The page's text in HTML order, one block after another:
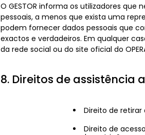
O GESTOR informa os utilizadores
pessoais, a menos que exista uma
podem fornecer dados pessoais que
exactos e verdadeiros. Em qualquer
da rede social ou do site oficial do
8. Direitos de assistência
Direito de
Direito de